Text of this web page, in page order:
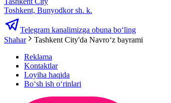
Toshkent, Bunyodkor sh. k.
Telegram kanalimizga obuna bo‘ling
Shahar
Tashkent City'da Navroʻz bayrami
Reklama
Kontaktlar
Loyiha haqida
Bo‘sh ish o‘rinlari